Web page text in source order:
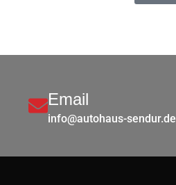
Email
info@autohaus-sendur.de